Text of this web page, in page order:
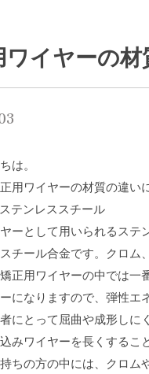
ワイヤーの
は。
用ワイヤーの材質の違い
テンレススチール
ーとして用いられるステ
チール合金です。クロ
正用ワイヤーの中では一
になりますので、弾性エ
にとって屈曲や成形しに
みワイヤーを長くするこ
ちの方の中には、クロム